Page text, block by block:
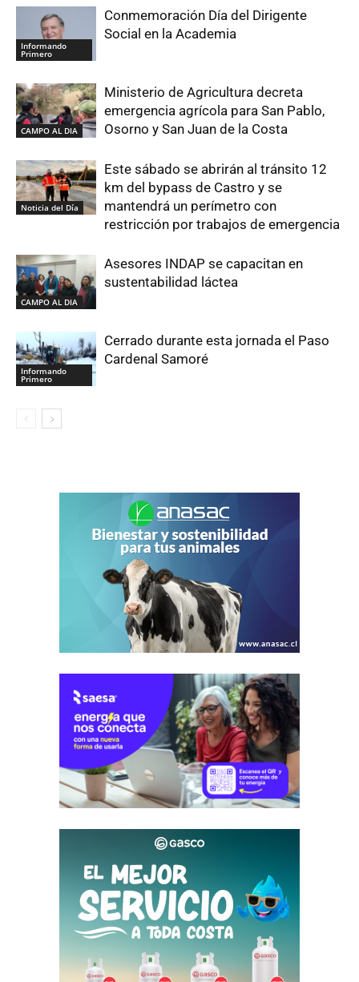
Informando
Primero
Conmemoración Día del Dirigente
Social en la Academia
CAMPO AL DIA
Ministerio de Agricultura decreta
emergencia agrícola para San Pablo,
Osorno y San Juan de la Costa
Noticia del Día
Este sábado se abrirán al tránsito 12
km del bypass de Castro y se
mantendrá un perímetro con
restricción por trabajos de emergencia
CAMPO AL DIA
Asesores INDAP se capacitan en
sustentabilidad láctea
Informando
Primero
Cerrado durante esta jornada el Paso
Cardenal Samoré